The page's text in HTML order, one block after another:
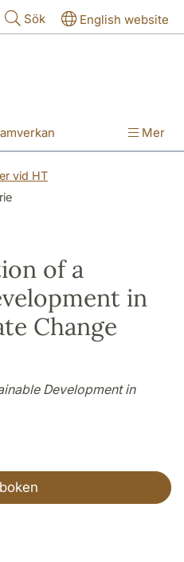
Sök English website
Mer
vid HT
of a
in
Change
Development in